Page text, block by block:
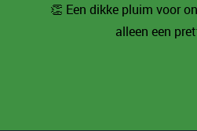
👏 Een dikke pluim voor
alleen een